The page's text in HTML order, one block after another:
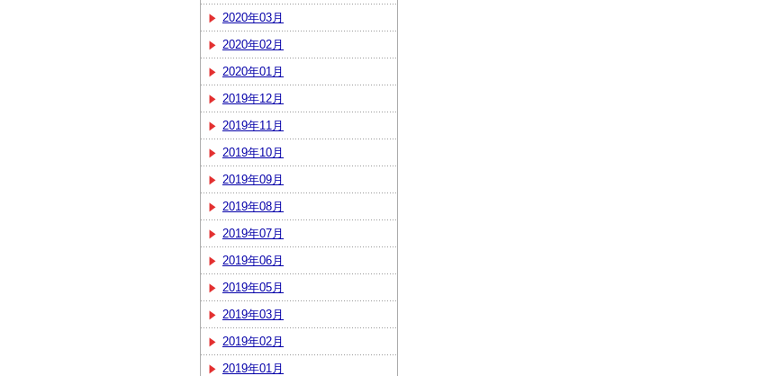
2020年03月
2020年02月
2020年01月
2019年12月
2019年11月
2019年10月
2019年09月
2019年08月
2019年07月
2019年06月
2019年05月
2019年03月
2019年02月
2019年01月